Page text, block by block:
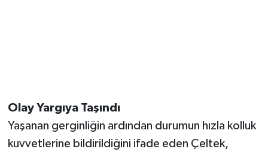
Olay Yargıya Taşındı
Yaşanan gerginliğin ardından durumun hızla kolluk
kuvvetlerine bildirildiğini ifade eden Çeltek,